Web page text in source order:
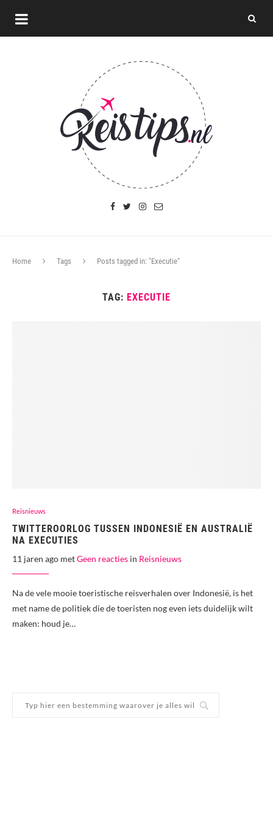
Home Tags Posts tagged in: "Executie"
TAG: EXECUTIE
Reisnieuws
TWITTEROORLOG TUSSEN INDONESIË EN AUSTRALIË
NA EXECUTIES
11 jaren ago metGeen reacties in Reisnieuws
Na de vele mooie toeristische reisverhalen over Indonesië, is het
met name de politiek die de toeristen nog even iets duidelijk wilt
maken: houd je…